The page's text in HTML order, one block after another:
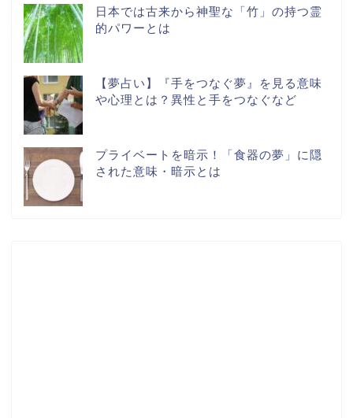
日本では古来から神聖な「竹」の持つ霊
的パワーとは
【夢占い】『手をつなぐ夢』を見る意味
や心理とは？異性と手をつなぐなど
プライベートを暗示！「食器の夢」に隠
された意味・暗示とは